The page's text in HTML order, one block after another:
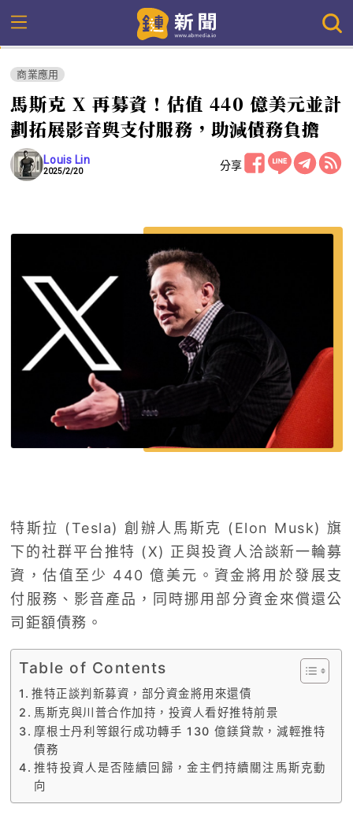
商業應用
馬斯克 X 再募資！估值 440 億美元並計
劃拓展影音與支付服務，助減債務負擔
Louis Lin
2025/2/20 分享
特斯拉 (Tesla) 創辦人馬斯克 (Elon Musk) 旗
下的社群平台推特 (X) 正與投資人洽談新一輪募
資，估值至少 440 億美元。資金將用於發展支
付服務、影音產品，同時挪用部分資金來償還公
司鉅額債務。
Table of Contents
推特正談判新募資，部分資金將用來還債
馬斯克與川普合作加持，投資人看好推特前景
摩根士丹利等銀行成功轉手 130 億鎂貸款，減輕推特
債務
推特投資人是否陸續回歸，金主們持續關注馬斯克動
向